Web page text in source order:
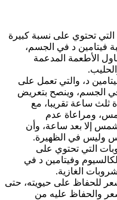
التي تحتوي على نسبة كبيرة
فيتامين د في الجسم،
الأطعمة المدعمة
د، والتي تعمل على
الجسم، وينصح بتعريض
ثلث ساعة تقريبا، مع
ومراعاة عدم
إلا بعد ساعة، وأن
وليس في الظهيرة.
التي تحتوي على
وفيتامين د في
الغازية.
للحفاظ على حيويته، حتى
والحفاظ عليه من